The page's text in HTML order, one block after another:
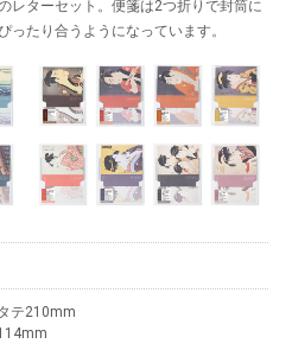
レターセット。便箋は2つ折りで封筒に
ったり合うようになっています。
テ210mm